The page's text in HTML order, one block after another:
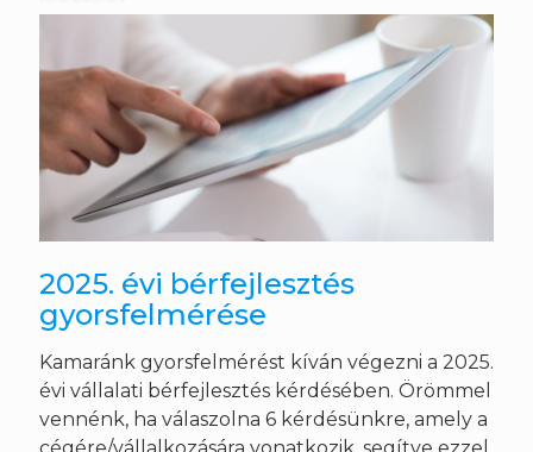
2025. évi bérfejlesztés
gyorsfelmérése
Kamaránk gyorsfelmérést kíván végezni a 2025.
évi vállalati bérfejlesztés kérdésében. Örömmel
vennénk, ha válaszolna 6 kérdésünkre, amely a